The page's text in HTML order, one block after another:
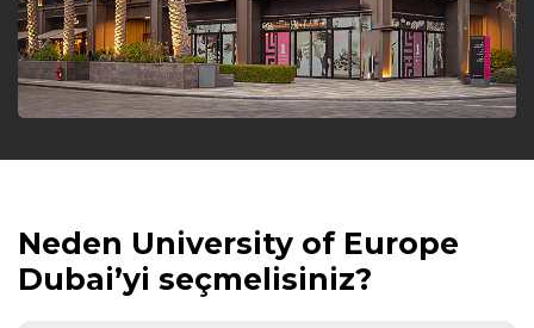
Neden University of Europe
Dubai’yi seçmelisiniz?